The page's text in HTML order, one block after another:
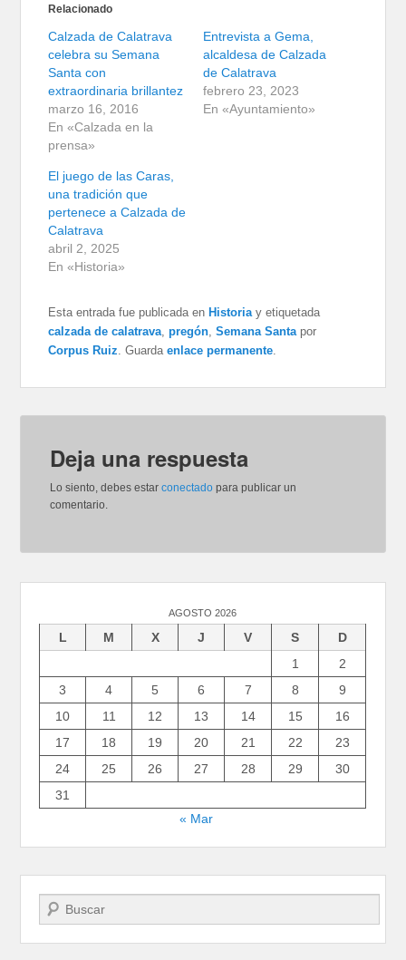
Relacionado
Calzada de Calatrava
celebra su Semana
Santa con
extraordinaria brillantez
marzo 16, 2016
En «Calzada en la
prensa»
Entrevista a Gema,
alcaldesa de Calzada
de Calatrava
febrero 23, 2023
En «Ayuntamiento»
El juego de las Caras,
una tradición que
pertenece a Calzada de
Calatrava
abril 2, 2025
En «Historia»
Esta entrada fue publicada en Historia y etiquetada
calzada de calatrava ,pregón ,Semana Santa por
Corpus Ruiz . Guardaenlace permanente
Deja una respuesta
Lo siento, debes estarconectado para publicar un
comentario.
AGOSTO 2026
L M X J V S
D
1
2
3
4 5 6 7 8
9
10
11 12 13 14 15
16
17
18 19 20 21 22
23
24
25 26 27 28 29
30
31
« Mar
Buscar